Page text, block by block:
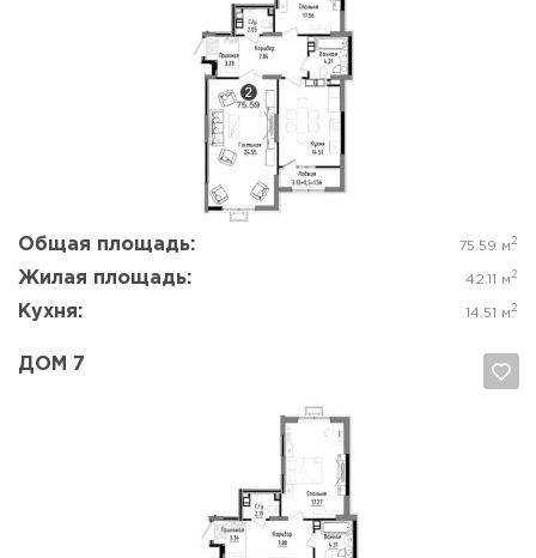
Общая площадь: 75.59 м 2
Жилая площадь: 42.11 м 2
Кухня: 14.51 м 2
Да, удалить
ДОМ 7